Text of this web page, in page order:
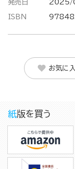
発売日 2025/
ISBN
お気に
紙版を買う